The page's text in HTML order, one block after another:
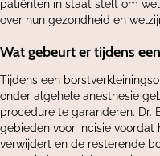
patiënten in staat stelt om
over hun gezondheid en
Wat gebeurt er tijdens
Tijdens een
onder algehele anesthesie
procedure te garanderen. Dr.
gebieden voor incisie voordat
verwijdert en de resterende